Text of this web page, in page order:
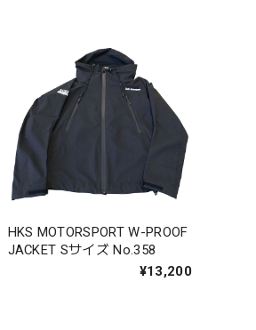
HKS MOTORSPORT W-PROOF
JACKET Sサイズ No.358
¥13,200